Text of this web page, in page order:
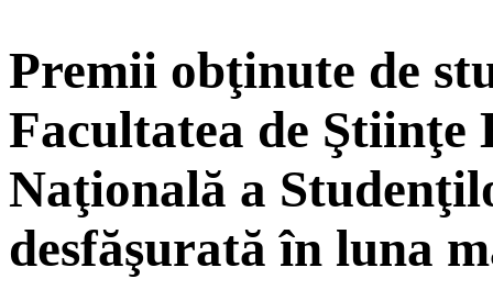
Premii obţinute de
Facultatea de Ştiinţe
Naţională a
desfăşurată în luna